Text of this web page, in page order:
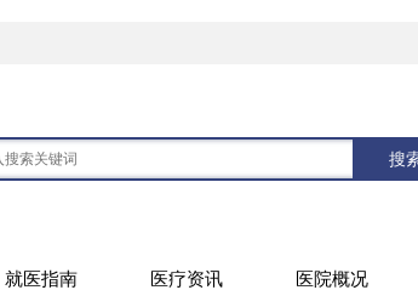
就医指南 医疗资讯 医院概况